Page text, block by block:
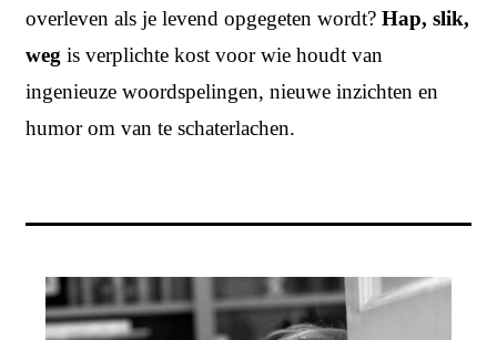
overleven als je levend opgegeten wordt? Hap, slik,
weg is verplichte kost voor wie houdt van
ingenieuze woordspelingen, nieuwe inzichten en
humor om van te schaterlachen.